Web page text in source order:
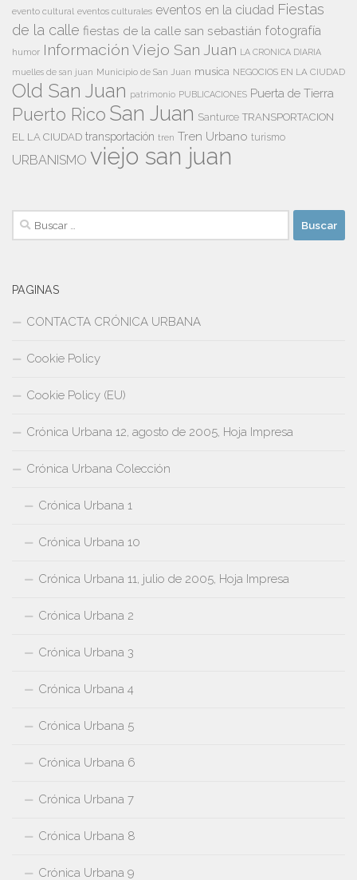
evento cultural eventos culturales eventos en la ciudad Fiestas
de la calle fiestas de la calle san sebastián fotografía
humor Información Viejo San Juan LA CRONICA DIARIA
muelles de san juan Municipio de San Juan musica NEGOCIOS EN LA CIUDAD
Old San Juan patrimonio PUBLICACIONES Puerta de Tierra
Puerto Rico San Juan Santurce TRANSPORTACION
EL LA CIUDAD transportación tren Tren Urbano turismo
URBANISMO viejo san juan
Buscar:
PAGINAS
CONTACTA CRÓNICA URBANA
Cookie Policy
Cookie Policy (EU)
Crónica Urbana 12, agosto de 2005, Hoja Impresa
Crónica Urbana Colección
Crónica Urbana 1
Crónica Urbana 10
Crónica Urbana 11, julio de 2005, Hoja Impresa
Crónica Urbana 2
Crónica Urbana 3
Crónica Urbana 4
Crónica Urbana 5
Crónica Urbana 6
Crónica Urbana 7
Crónica Urbana 8
Crónica Urbana 9